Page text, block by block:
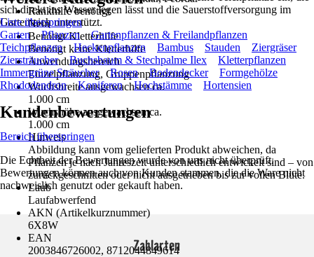
Rankhilfe benötigt
Nein
Benötigt Kletterhilfe
Benötigt keine Kletterhilfe
Anwendungsbereich
Einzelpflanzung, Gruppenpflanzung
Wuchsbreite ausgewachsen ca.
1.000 cm
Wuchshöhe ausgewachsen ca.
1.000 cm
Hinweis
Abbildung kann vom gelieferten Produkt abweichen, da
Pflanzen je nach Jahreszeit unterschiedlich entwickelt sind – von
zurückgeschnitten oder nicht ausgetrieben bis zur vollen Blüte.
Laub
Laufabwerfend
AKN (Artikelkurznummer)
6X8W
EAN
2003846726002, 8712044849614
sich direkt ins Wasser legen lässt und die Sauerstoffversorgung im
Gartenteich unterstützt.
Liste überspringen
Garten
Pflanzen
Gartenpflanzen & Freilandpflanzen
Teichpflanzen
Heckenpflanzen Bambus Stauden
Ziergräser
Ziersträucher
Buchsbaum & Stechpalme Ilex
Kletterpflanzen
Immergrüne Sträucher
Rosen Bodendecker
Formgehölze
Rhododendron
Koniferen Hochstämme Hortensien
Kundenbewertungen
Bereich überspringen
Die Echtheit der Bewertungen wurde von uns nicht überprüft.
Bewertungen können auch von Kunden stammen, die die Ware nicht
nachweislich genutzt oder gekauft haben.
Zahlarten